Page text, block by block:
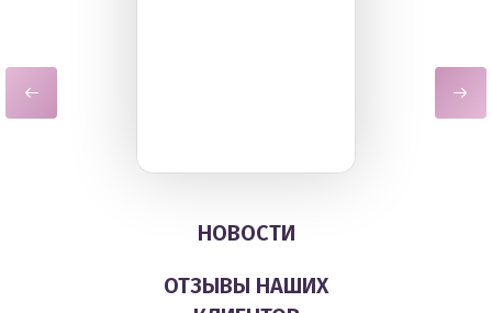
НОВОСТИ
ОТЗЫВЫ НАШИХ